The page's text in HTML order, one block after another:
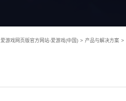
爱游戏网页版官方网站-爱游戏(中国) > 产品与解决方案 >